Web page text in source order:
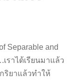
Separable and
ราได้เรียนมาแล้ว
ริยาแล้วทำให้